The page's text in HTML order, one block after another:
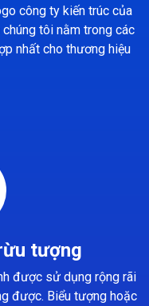
công ty kiến trúc của
tôi nằm trong các
nhất cho thương hiệu
tượng
được sử dụng rộng rãi
được. Biểu tượng hoặc